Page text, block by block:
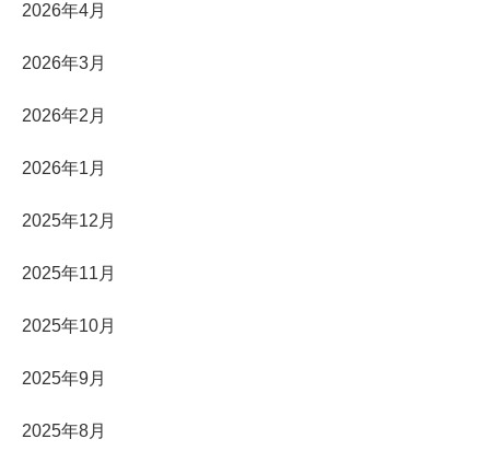
2026年4月
2026年3月
2026年2月
2026年1月
2025年12月
2025年11月
2025年10月
2025年9月
2025年8月